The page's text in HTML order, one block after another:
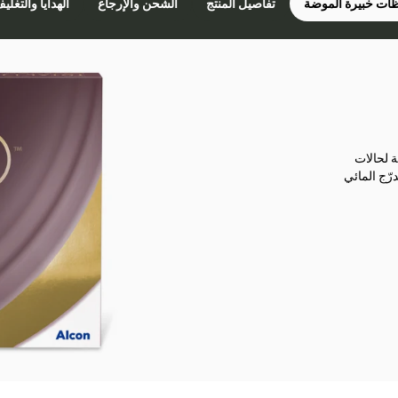
خبيرة الموضة تفاصيل المنتج الشحن والإرجاع الهدايا
لحالات
المائي